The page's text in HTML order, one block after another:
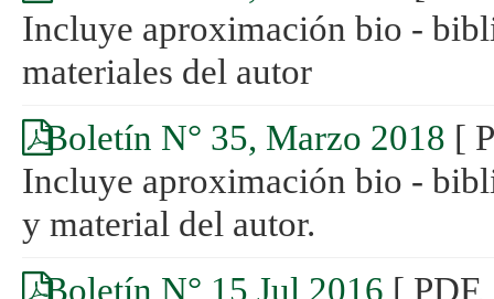
Incluye aproximación bio -
materiales del autor
Boletín N° 35, Marzo 2018 [
Incluye aproximación bio -
y material del autor.
Boletín N° 15 Jul 2016 [